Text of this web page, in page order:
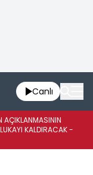
Canlı
AÇIKLANMASININ
KALDIRACAK -